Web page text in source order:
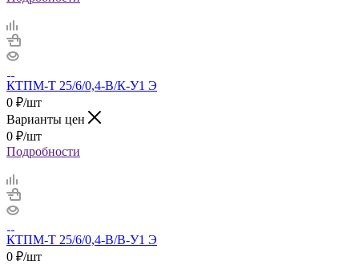
КТПМ-Т 25/6/0,4-В/К-У1 Э
0 ₽/шт
Варианты цен
0 ₽/шт
Подробности
КТПМ-Т 25/6/0,4-В/В-У1 Э
0 ₽/шт